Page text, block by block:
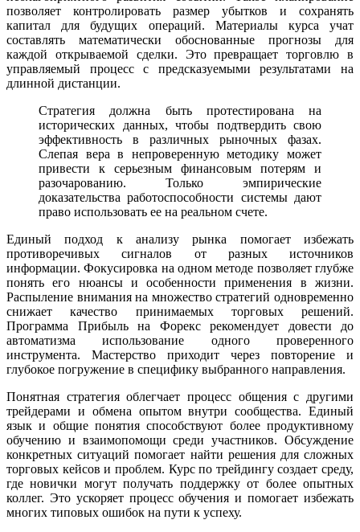
позволяет контролировать размер убытков и сохранять
капитал для будущих операций. Материалы курса учат
составлять математически обоснованные прогнозы для
каждой открываемой сделки. Это превращает торговлю в
управляемый процесс с предсказуемыми результатами на
длинной дистанции.
Стратегия должна быть протестирована на
исторических данных, чтобы подтвердить свою
эффективность в различных рыночных фазах.
Слепая вера в непроверенную методику может
привести к серьезным финансовым потерям и
разочарованию. Только эмпирические
доказательства работоспособности системы дают
право использовать ее на реальном счете.
Единый подход к анализу рынка помогает избежать
противоречивых сигналов от разных источников
информации. Фокусировка на одном методе позволяет глубже
понять его нюансы и особенности применения в жизни.
Распыление внимания на множество стратегий одновременно
снижает качество принимаемых торговых решений.
Программа Прибыль на Форекс рекомендует довести до
автоматизма использование одного проверенного
инструмента. Мастерство приходит через повторение и
глубокое погружение в специфику выбранного направления.
Понятная стратегия облегчает процесс общения с другими
трейдерами и обмена опытом внутри сообщества. Единый
язык и общие понятия способствуют более продуктивному
обучению и взаимопомощи среди участников. Обсуждение
конкретных ситуаций помогает найти решения для сложных
торговых кейсов и проблем. Курс по трейдингу создает среду,
где новички могут получать поддержку от более опытных
коллег. Это ускоряет процесс обучения и помогает избежать
многих типовых ошибок на пути к успеху.